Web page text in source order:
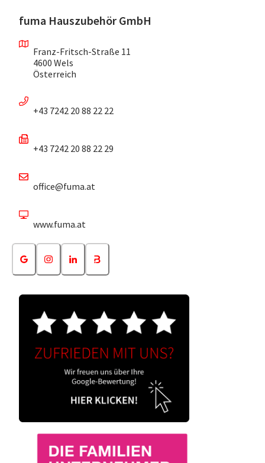
fuma Hauszubehör GmbH
Franz-Fritsch-Straße 11
4600 Wels
Österreich
+43 7242 20 88 22 22
+43 7242 20 88 22 29
office@fuma.at
www.fuma.at